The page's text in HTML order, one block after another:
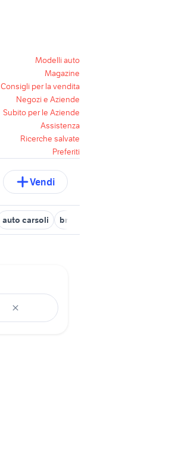
Modelli auto
Magazine
Consigli per la vendita
Negozi e Aziende
Subito per le Aziende
Assistenza
Ricerche salvate
Preferiti
Vendi
auto carsoli bmw carsoli